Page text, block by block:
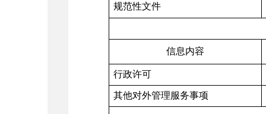
规范性文件
信息内容
行政许可
其他对外管理服务事项